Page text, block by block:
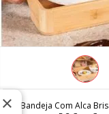
Fita
×